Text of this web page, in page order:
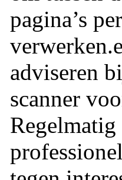
pagina’s
adviseren
scanner